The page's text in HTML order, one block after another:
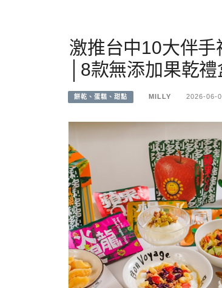
激推台中10大伴
│8款無添加果乾
餅乾、蛋糕、甜點 MILLY 2026-06-